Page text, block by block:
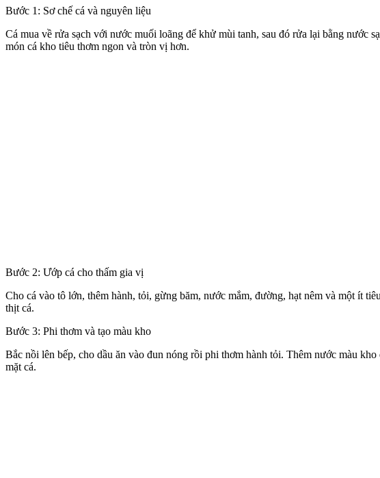
Bước 1: Sơ chế cá và nguyên liệu
Cá mua về rửa sạch với nước muối loãng để khử mùi tanh, sau đó rửa lại bằng nước
món cá kho tiêu thơm ngon và tròn vị hơn.
Bước 2: Ướp cá cho thấm gia vị
Cho cá vào tô lớn, thêm hành, tỏi, gừng băm, nước mắm, đường, hạt nêm và một ít
thịt cá.
Bước 3: Phi thơm và tạo màu kho
Bắc nồi lên bếp, cho dầu ăn vào đun nóng rồi phi thơm hành tỏi. Thêm nước màu
mặt cá.